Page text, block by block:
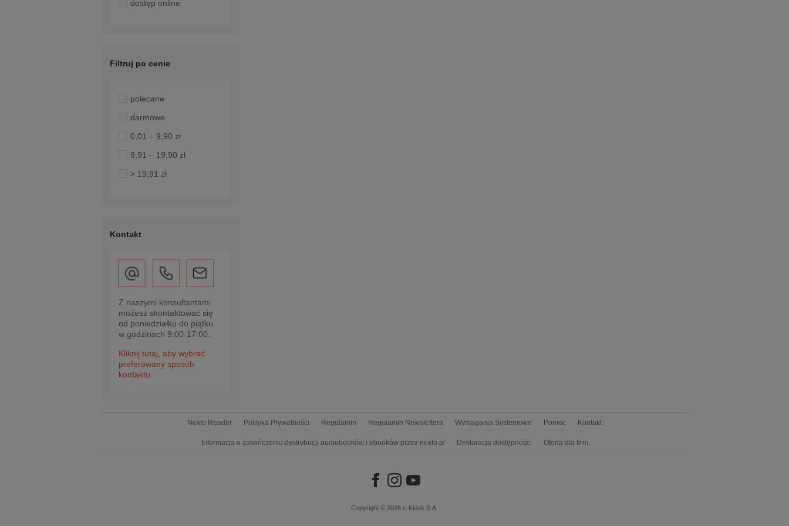
dostęp online
Filtruj po cenie
polecane
darmowe
0,01 – 9,90 zł
9,91 – 19,90 zł
> 19,91 zł
Kontakt
Z naszymi konsultantami
możesz skontaktować się
od poniedziałku do piątku
w godzinach 9:00-17:00.
Kliknij tutaj, aby wybrać
preferowany sposób
kontaktu
Nexto Reader Polityka Prywatności Regulamin Regulamin Newslettera Wymagania Systemowe Pomoc Kontakt
Informacja o zakończeniu dystrybucji audiobooków i ebooków przez nexto.pl Deklaracja dostępności Oferta dla firm
Copyright © 2026 e-Kiosk S.A.